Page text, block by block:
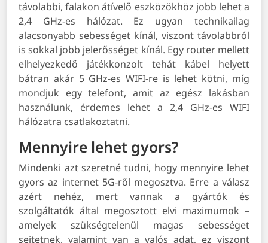
távolabbi, falakon átívelő eszközökhöz jobb lehet a
2,4 GHz-es hálózat. Ez ugyan technikailag
alacsonyabb sebességet kínál, viszont távolabbról
is sokkal jobb jelerősséget kínál. Egy router mellett
elhelyezkedő játékkonzolt tehát kábel helyett
bátran akár 5 GHz-es WIFI-re is lehet kötni, míg
mondjuk egy telefont, amit az egész lakásban
használunk, érdemes lehet a 2,4 GHz-es WIFI
hálózatra csatlakoztatni.
Mennyire lehet gyors?
Mindenki azt szeretné tudni, hogy mennyire lehet
gyors az internet 5G-ről megosztva. Erre a válasz
azért nehéz, mert vannak a gyártók és
szolgáltatók által megosztott elvi maximumok –
amelyek szükségtelenül magas sebességet
sejtetnek, valamint van a valós adat, ez viszont